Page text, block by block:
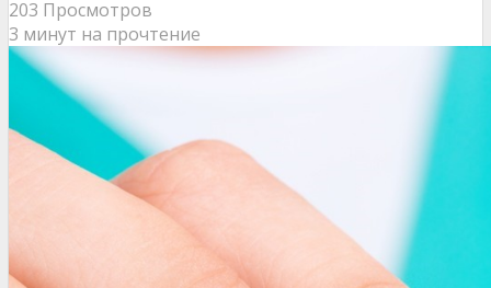
203 Просмотров
3 минут на прочтение